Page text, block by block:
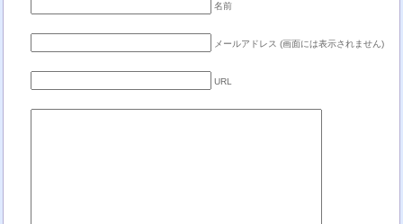
名前
メールアドレス (画面には表示されません)
URL